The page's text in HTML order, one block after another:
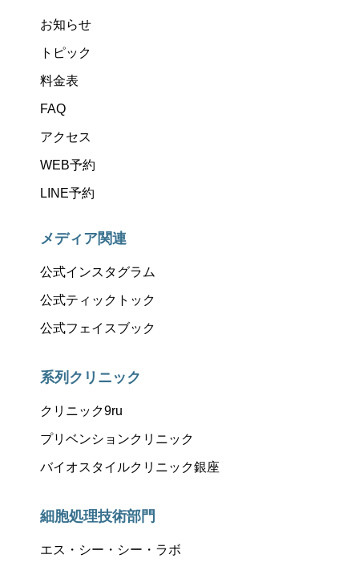
お知らせ
トピック
料金表
FAQ
アクセス
WEB予約
LINE予約
メディア関連
公式インスタグラム
公式ティックトック
公式フェイスブック
系列クリニック
クリニック9ru
プリベンションクリニック
バイオスタイルクリニック銀座
細胞処理技術部門
エス・シー・シー・ラボ